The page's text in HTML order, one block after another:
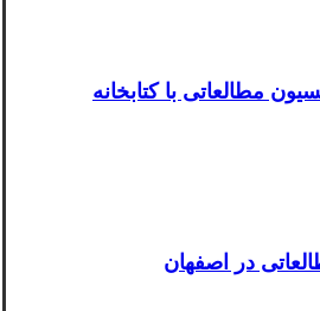
مطالعاتی با کتابخانه